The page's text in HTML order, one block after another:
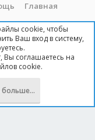
Главная
защищены. При
обязательна!
cookie, чтобы
Ваш вход в систему,
Вы соглашаетесь на
cookie.
больше…